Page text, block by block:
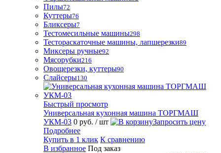
Пилы72
Куттеры76
Бликсеры7
Тестомесильные машины298
Тестораскаточные машины, лапшерезки89
Миксеры ручные92
Мясорубки216
Овощерезки, куттеры90
Слайсеры130
Быстрый просмотр
Универсальная кухонная машина ТОРГМАШ
УКМ-03 0 руб. / шт
Запросить цену
Подробнее
Купить в 1 клик К сравнению
В избранное Под заказ